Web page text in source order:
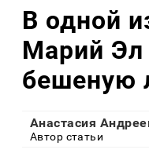
В одной
Марий Эл
бешеную
Анастасия
Автор статьи